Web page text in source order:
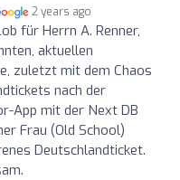
2 years ago
für Herrn A. Renner,
aktuellen
zuletzt mit dem Chaos
nach der
App mit der Next DB
Frau (Old School)
Deutschlandticket.